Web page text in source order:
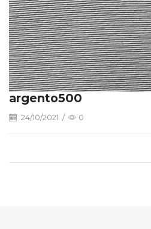
argento500
24/10/2021 / 0